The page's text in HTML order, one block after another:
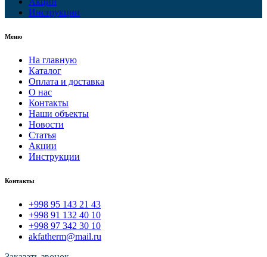
Инструкции
Меню
На главную
Каталог
Оплата и доставка
О нас
Контакты
Наши объекты
Новости
Статья
Акции
Инструкции
Контакты
+998 95 143 21 43
+998 91 132 40 10
+998 97 342 30 10
akfatherm@mail.ru